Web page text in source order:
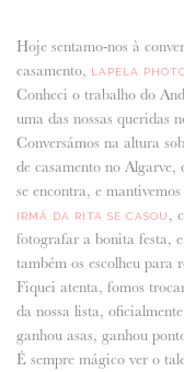
Hoje sentamo-nos à
casamento,
LAPELA
Conheci o trabalho do
uma das nossas queridas
Conversámos na altura
de casamento no Algarve,
se encontra, e
IRMÃ DA RITA SE CASOU ,
fotografar a bonita festa,
também os escolheu para
Fiquei atenta, fomos
da nossa lista,
ganhou asas, ganhou
É sempre mágico ver o